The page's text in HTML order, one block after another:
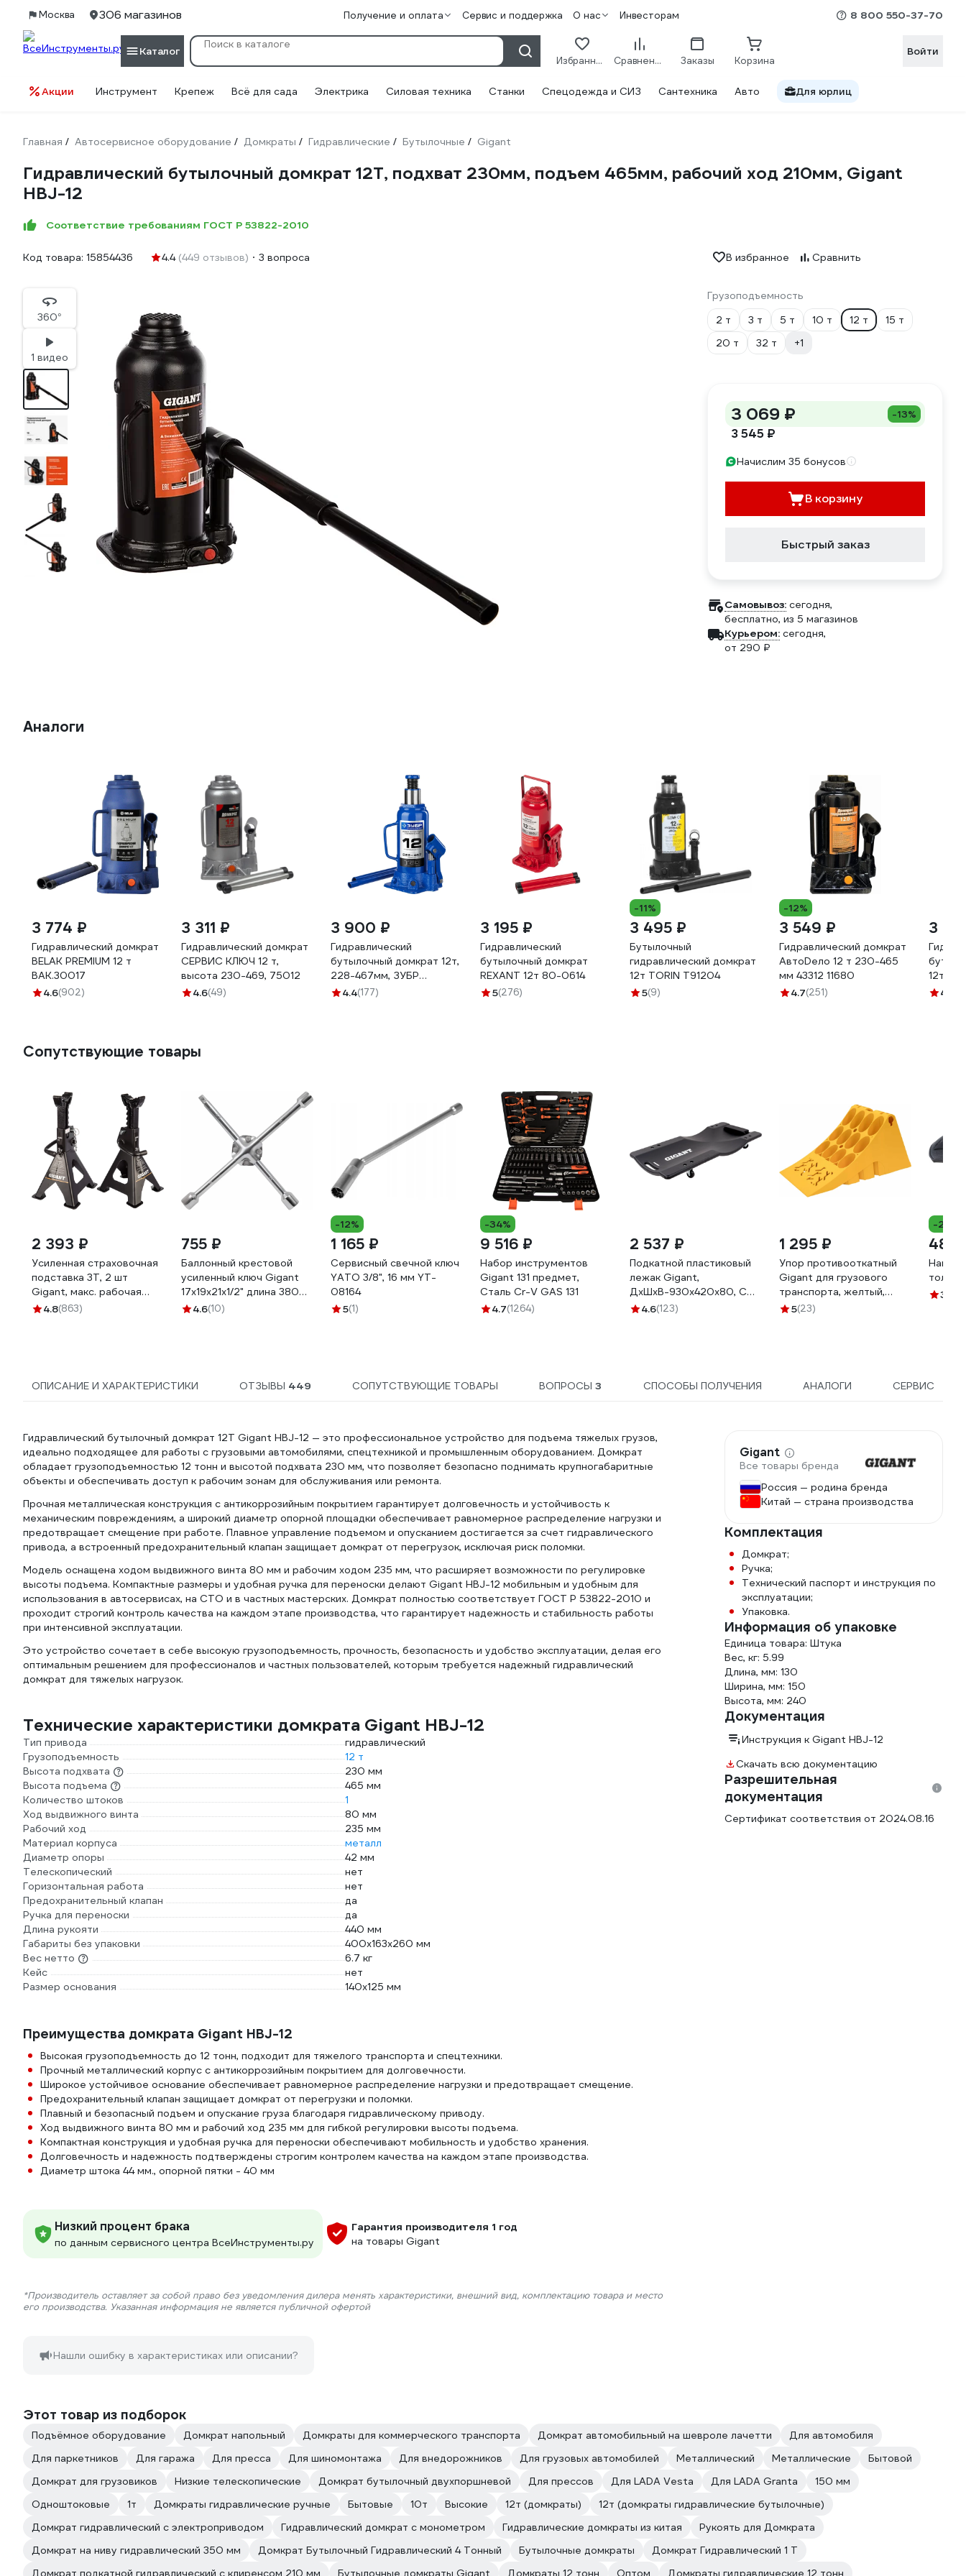
Москва 306 магазинов Получение и оплата Сервис и поддержка О нас Инвесторам 8 800 550-37-70
Каталог
Избранное Сравнение Заказы Корзина
Войти
Акции Инструмент Крепеж Всё для сада Электрика Силовая техника Станки Спецодежда и СИЗ Сантехника Авто Для юрлиц
Главная / Автосервисное оборудование / Домкраты / Гидравлические / Бутылочные / Gigant
Гидравлический бутылочный домкрат 12Т, подхват 230мм, подъем 465мм, рабочий ход 210мм, Gigant
HBJ-12
Соответствие требованиям ГОСТ Р 53822-2010
Код товара: 15854436 4.4 (449 отзывов) 3 вопроса В избранное Сравнить
360°
1 видео
Грузоподъемность
2 т
3 т 5 т 10 т 12 т
15 т
20 т
32 т +1
3 069 ₽ -13%
3 545 ₽
Начислим 35 бонусов
В корзину
Быстрый заказ
Самовывоз: сегодня,
бесплатно, из 5 магазинов
Курьером: сегодня,
от 290 ₽
Аналоги
3 774 ₽
Гидравлический домкрат
BELAK PREMIUM 12 т
BAK.30017
4.6(902)
3 311 ₽
Гидравлический домкрат
СЕРВИС КЛЮЧ 12 т,
высота 230-469, 75012
4.6(49)
3 900 ₽
Гидравлический
бутылочный домкрат 12т,
228-467мм, ЗУБР
Профессионал T50
4.4(177)
3 195 ₽
Гидравлический
бутылочный домкрат
REXANT 12т 80-0614
5(276)
-11%
3 495 ₽
Бутылочный
гидравлический домкрат
12т TORIN T91204
5(9)
-12%
3 549 ₽
Гидравлический домкрат
АвтоDело 12 т 230-465
мм 43312 11680
4.7(251)
3
12т,
ER-
4.8
Сопутствующие товары
2 393 ₽
Усиленная страховочная
подставка 3Т, 2 шт
Gigant, макс. рабочая
высота 425мм, мин.
4.8(863)
755 ₽
Баллонный крестовой
усиленный ключ Gigant
17x19x21x1/2" длина 380мм
GKCB-1721
4.6(10)
-12%
1 165 ₽
Сервисный свечной ключ
YATO 3/8", 16 мм YT-
08164
5(1)
-34%
9 516 ₽
Набор инструментов
Gigant 131 предмет,
Сталь Cr-V GAS 131
4.7(1264)
2 537 ₽
Подкатной пластиковый
лежак Gigant,
ДхШхВ-930х420х80, CC-
014.6(123)
1 295 ₽
Упор противооткатный
Gigant для грузового
транспорта, желтый,
477х225х198. GNDC-3
5(23)
-21%
489
3.8
ОПИСАНИЕ И ХАРАКТЕРИСТИКИ ОТЗЫВЫ 449 СОПУТСТВУЮЩИЕ ТОВАРЫ ВОПРОСЫ3 СПОСОБЫ ПОЛУЧЕНИЯ АНАЛОГИ СЕРВИС
Гидравлический бутылочный домкрат 12Т Gigant HBJ-12 — это профессиональное устройство для подъема тяжелых грузов,
идеально подходящее для работы с грузовыми автомобилями, спецтехникой и промышленным оборудованием. Домкрат
обладает грузоподъемностью 12 тонн и высотой подхвата 230 мм, что позволяет безопасно поднимать крупногабаритные
объекты и обеспечивать доступ к рабочим зонам для обслуживания или ремонта.
Прочная металлическая конструкция с антикоррозийным покрытием гарантирует долговечность и устойчивость к
механическим повреждениям, а широкий диаметр опорной площадки обеспечивает равномерное распределение нагрузки и
предотвращает смещение при работе. Плавное управление подъемом и опусканием достигается за счет гидравлического
привода, а встроенный предохранительный клапан защищает домкрат от перегрузок, исключая риск поломки.
Модель оснащена ходом выдвижного винта 80 мм и рабочим ходом 235 мм, что расширяет возможности по регулировке
высоты подъема. Компактные размеры и удобная ручка для переноски делают Gigant HBJ-12 мобильным и удобным для
использования в автосервисах, на СТО и в частных мастерских. Домкрат полностью соответствует ГОСТ Р 53822-2010 и
проходит строгий контроль качества на каждом этапе производства, что гарантирует надежность и стабильность работы
при интенсивной эксплуатации.
Это устройство сочетает в себе высокую грузоподъемность, прочность, безопасность и удобство эксплуатации, делая его
оптимальным решением для профессионалов и частных пользователей, которым требуется надежный гидравлический
домкрат для тяжелых нагрузок.
Технические характеристики домкрата Gigant HBJ-12
Тип привода
гидравлический
Грузоподъемность
12 т
Высота подхвата
230 мм
Высота подъема
465 мм
Количество штоков
1
Ход выдвижного винта
80 мм
Рабочий ход
235 мм
Материал корпуса
металл
Диаметр опоры
42 мм
Телескопический
нет
Горизонтальная работа
нет
Предохранительный клапан
да
Ручка для переноски
да
Длина рукояти
440 мм
Габариты без упаковки
400х163х260 мм
Вес нетто
6.7 кг
Кейс
нет
Размер основания
140х125 мм
Преимущества домкрата Gigant HBJ-12
Высокая грузоподъемность до 12 тонн, подходит для тяжелого транспорта и спецтехники.
Прочный металлический корпус с антикоррозийным покрытием для долговечности.
Широкое устойчивое основание обеспечивает равномерное распределение нагрузки и предотвращает смещение.
Предохранительный клапан защищает домкрат от перегрузки и поломки.
Плавный и безопасный подъем и опускание груза благодаря гидравлическому приводу.
Ход выдвижного винта 80 мм и рабочий ход 235 мм для гибкой регулировки высоты подъема.
Компактная конструкция и удобная ручка для переноски обеспечивают мобильность и удобство хранения.
Долговечность и надежность подтверждены строгим контролем качества на каждом этапе производства.
Диаметр штока 44 мм., опорной пятки - 40 мм
Низкий процент брака
по данным сервисного центра ВсеИнструменты.ру
Гарантия производителя 1 год
на товары Gigant
*Производитель оставляет за собой право без уведомления дилера менять характеристики, внешний вид, комплектацию товара и место
его производства. Указанная информация не является публичной офертой
Нашли ошибку в характеристиках или описании?
Gigant
Все товары бренда
Россия — родина бренда
Китай — страна производства
Комплектация
Домкрат;
Ручка;
Технический паспорт и инструкция по
эксплуатации;
Упаковка.
Информация об упаковке
Единица товара: Штука
Вес, кг: 5.99
Длина, мм: 130
Ширина, мм: 150
Высота, мм: 240
Документация
Инструкция к Gigant HBJ-12
Скачать всю документацию
Разрешительная
документация
Сертификат соответствия от 2024.08.16
Этот товар из подборок
Подъёмное оборудование Домкрат напольный Домкраты для коммерческого транспорта Домкрат автомобильный на шевроле лачетти
Для автомобиля
Для паркетников
Для гаража Для пресса Для шиномонтажа Для внедорожников Для грузовых автомобилей Металлический Металлические
Бытовой
Домкрат для грузовиков
Низкие телескопические Домкрат бутылочный двухпоршневой Для прессов Для LADA Vesta Для LADA Granta
150 мм
Одноштоковые
1т Домкраты гидравлические ручные Бытовые 10т Высокие 12т (домкраты)
12т (домкраты гидравлические бутылочные)
Домкрат гидравлический с электроприводом
Гидравлический домкрат с монометром Гидравлические домкраты из китая
Рукоять для Домкрата
Домкрат на ниву гидравлический 350 мм
Домкрат Бутылочный Гидравлический 4 Тонный Бутылочные домкраты
Домкрат Гидравлический 1 Т
Домкрат подкатной гидравлический с клиренсом 210 мм
Бутылочные домкраты Gigant Домкраты 12 тонн Оптом Домкраты гидравлические 12 тонн